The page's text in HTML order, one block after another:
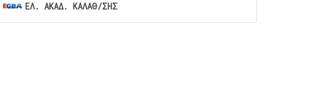
ΕΛ. ΑΚΑΔ. ΚΑΛΑΘ/ΣΗΣ